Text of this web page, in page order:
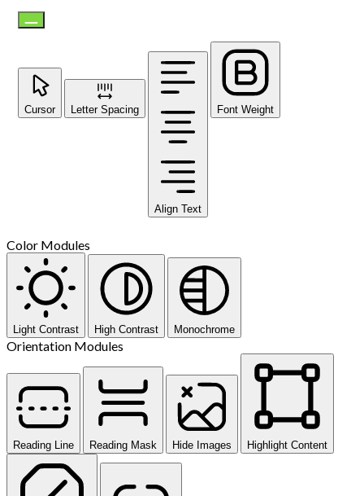
Cursor Letter Spacing
Align Text
Font Weight
Color Modules
Light Contrast High Contrast Monochrome
Orientation Modules
Reading Line Reading Mask Hide Images Highlight Content